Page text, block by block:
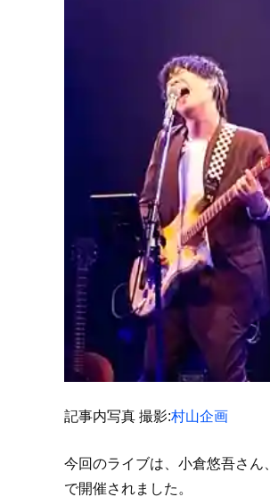
記事内写真 撮影:村山企画
今回のライブは、小倉悠吾さ
で開催されました。